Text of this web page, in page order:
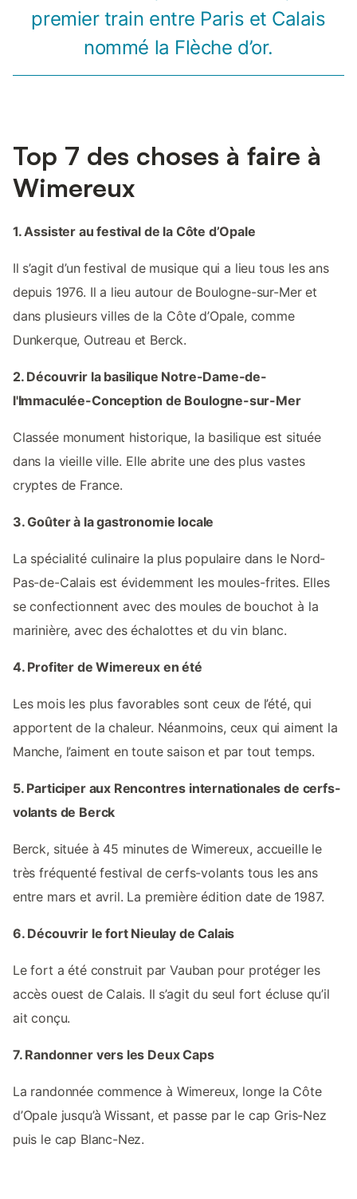
premier train entre Paris et Calais
nommé la Flèche d’or.
Top 7 des choses à faire à
Wimereux
1. Assister au festival de la Côte d’Opale
Il s’agit d’un festival de musique qui a lieu tous les ans
depuis 1976. Il a lieu autour de Boulogne-sur-Mer et
dans plusieurs villes de la Côte d’Opale, comme
Dunkerque, Outreau et Berck.
2. Découvrir la basilique Notre-Dame-de-
l'Immaculée-Conception de Boulogne-sur-Mer
Classée monument historique, la basilique est située
dans la vieille ville. Elle abrite une des plus vastes
cryptes de France.
3. Goûter à la gastronomie locale
La spécialité culinaire la plus populaire dans le Nord-
Pas-de-Calais est évidemment les moules-frites. Elles
se confectionnent avec des moules de bouchot à la
marinière, avec des échalottes et du vin blanc.
4. Profiter de Wimereux en été
Les mois les plus favorables sont ceux de l’été, qui
apportent de la chaleur. Néanmoins, ceux qui aiment la
Manche, l’aiment en toute saison et par tout temps.
5. Participer aux Rencontres internationales de cerfs-
volants de Berck
Berck, située à 45 minutes de Wimereux, accueille le
très fréquenté festival de cerfs-volants tous les ans
entre mars et avril. La première édition date de 1987.
6. Découvrir le fort Nieulay de Calais
Le fort a été construit par Vauban pour protéger les
accès ouest de Calais. Il s’agit du seul fort écluse qu’il
ait conçu.
7. Randonner vers les Deux Caps
La randonnée commence à Wimereux, longe la Côte
d’Opale jusqu’à Wissant, et passe par le cap Gris-Nez
puis le cap Blanc-Nez.